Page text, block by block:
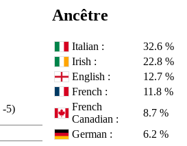
-5)
Ancêtre
Italian :
32.6 %
Irish :
22.8 %
English :
12.7 %
French :
11.8 %
French
Canadian :
8.7 %
German :
6.2 %